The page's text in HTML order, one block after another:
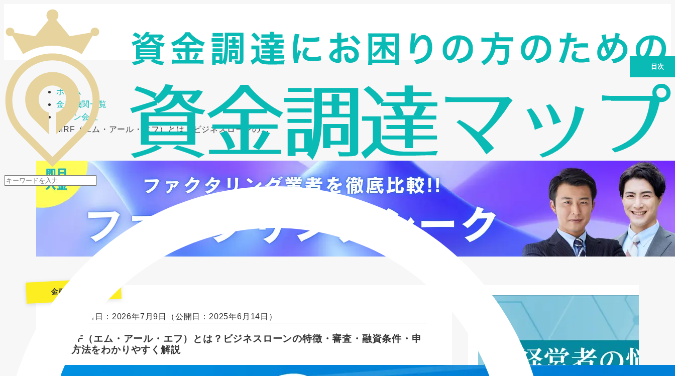
メニューを開閉
ホーム
金融機関一覧
ローン会社
MRF（エム・アール・エフ）とは？ビジネスローンの…
金融機関一覧
最終更新日：2026年7月9日 （公開日：2025年6月14日）
MRF（エム・アール・エフ）とは？ビジネスローンの特徴・審査・融資条件・申
込方法をわかりやすく解説
目次
ておきたい会社概要とサービス
MRFビジネスローンの強みとは？他社と
差別化される3つの特徴
利用前に確認！MRFビジネスローンの注
意点と確認しておきたいポイント
MRFを実際に使った人の評価は？口コミ
と成功事例から見る評判
MRFビジネスローン申込から融資までの
流れとスムーズに進めるコツ